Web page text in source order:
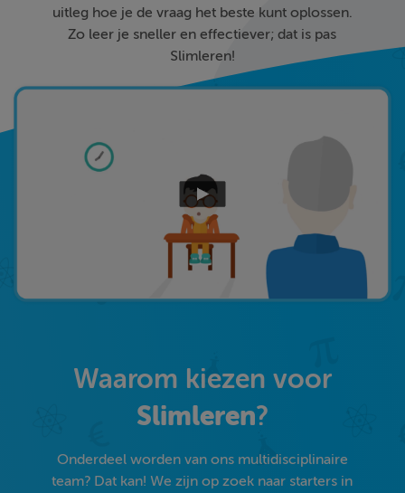
uitleg hoe je de vraag het beste kunt oplossen.
Zo leer je sneller en effectiever; dat is pas
Slimleren!
Waarom kiezen voor
Slimleren?
Onderdeel worden van ons multidisciplinaire
team? Dat kan! We zijn op zoek naar starters in